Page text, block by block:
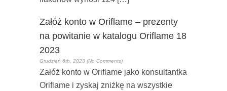
Załóż konto w Oriflame – prezenty
na powitanie w katalogu Oriflame 18
2023
Grudzień 6th, 2023 (No Comments)
Załóż konto w Oriflame jako konsultantka
Oriflame i zyskaj zniżkę na wszystkie